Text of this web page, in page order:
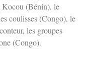
Kocou (Bénin), le
coulisses (Congo), le
les groupes
(Congo).